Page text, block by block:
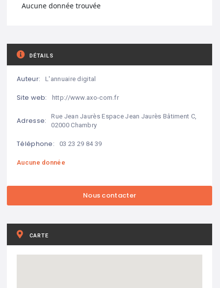
Aucune donnée trouvée
DÉTAILS
Auteur: L'annuaire digital
Site web: http://www.axo-com.fr
Adresse:
Rue Jean Jaurès Espace Jean Jaurès Bâtiment C,
02000 Chambry
Téléphone: 03 23 29 84 39
Aucune donnée
CARTE